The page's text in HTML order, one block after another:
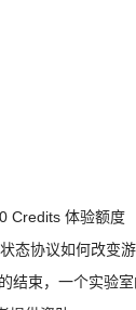
Credits 体验额度
态协议如何改变游
结束，一个实验